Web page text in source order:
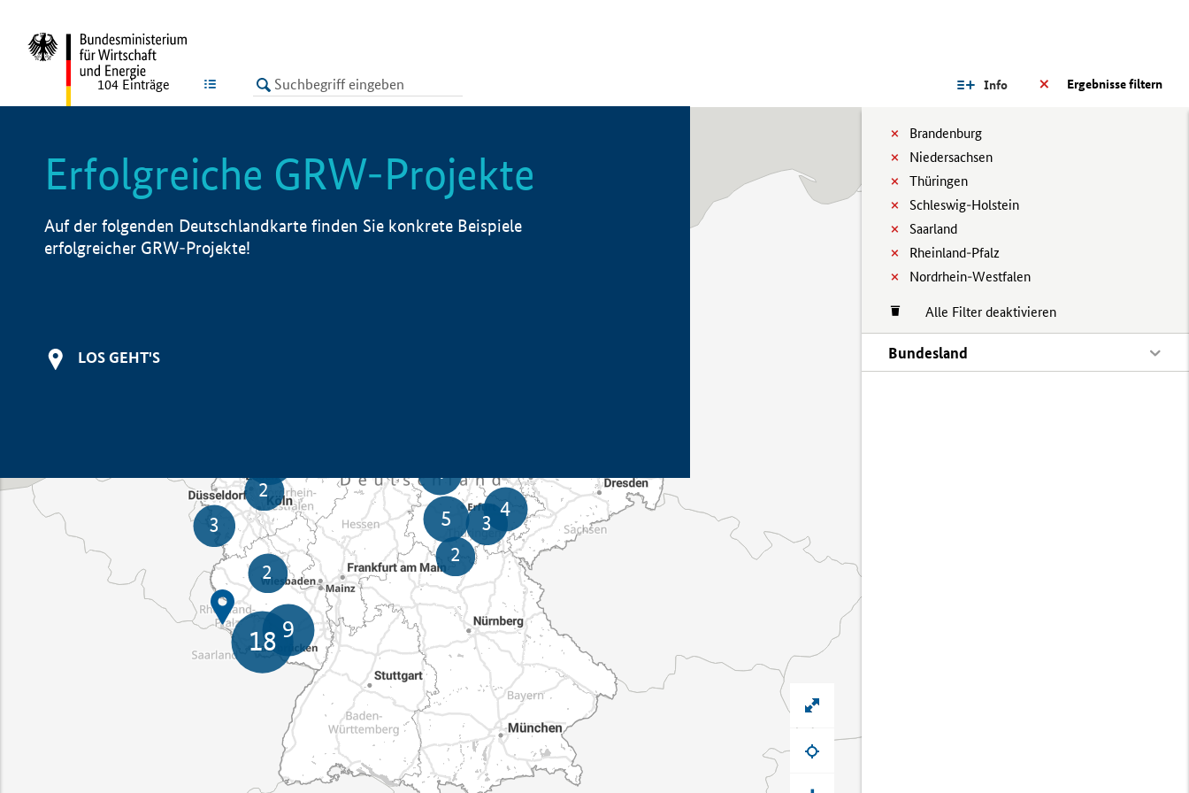
LISTE Ergebnisse filtern
Info
Brandenburg
Niedersachsen
Thüringen
Schleswig-Holstein
Saarland
Rheinland-Pfalz
Nordrhein-Westfalen
Alle Filter deaktivieren
Bundesland
104 Einträge
Erfolgreiche GRW-Projekte
Auf der folgenden Deutschlandkarte finden Sie konkrete Beispiele
erfolgreicher GRW-Projekte!
LOS GEHT'S